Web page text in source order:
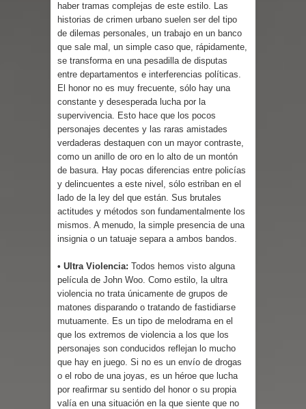
haber tramas complejas de este estilo. Las
historias de crimen urbano suelen ser del tipo
de dilemas personales, un trabajo en un banco
que sale mal, un simple caso que, rápidamente,
se transforma en una pesadilla de disputas
entre departamentos e interferencias políticas.
El honor no es muy frecuente, sólo hay una
constante y desesperada lucha por la
supervivencia. Esto hace que los pocos
personajes decentes y las raras amistades
verdaderas destaquen con un mayor contraste,
como un anillo de oro en lo alto de un montón
de basura. Hay pocas diferencias entre policías
y delincuentes a este nivel, sólo estriban en el
lado de la ley del que están. Sus brutales
actitudes y métodos son fundamentalmente los
mismos. A menudo, la simple presencia de una
insignia o un tatuaje separa a ambos bandos.
• Ultra Violencia: Todos hemos visto alguna
película de John Woo. Como estilo, la ultra
violencia no trata únicamente de grupos de
matones disparando o tratando de fastidiarse
mutuamente. Es un tipo de melodrama en el
que los extremos de violencia a los que los
personajes son conducidos reflejan lo mucho
que hay en juego. Si no es un envío de drogas
o el robo de una joyas, es un héroe que lucha
por reafirmar su sentido del honor o su propia
valía en una situación en la que siente que no